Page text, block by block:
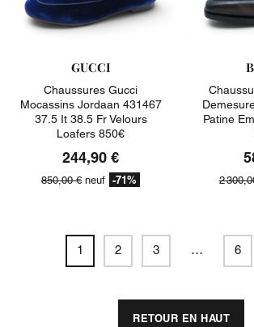
GUCCI
Chaussures Gucci
Mocassins Jordaan 431467
37.5 It 38.5 Fr Velours
Loafers 850€
244,90 €
850,00 € neuf -71%
Patine
2
1 2 3 … 6
RETOUR EN HAUT